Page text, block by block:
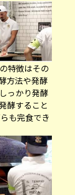
特徴はその
方法や発酵
っかり発酵
酵すること
も完食でき